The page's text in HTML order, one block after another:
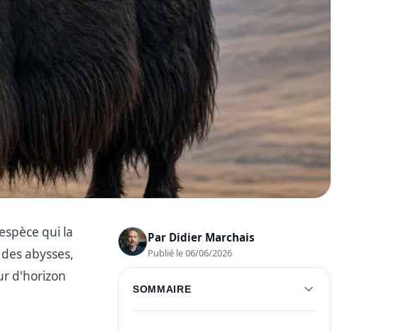
Par Didier Marchais
Publié le 06/06/2026
SOMMAIRE
qui la
abysses,
d'horizon